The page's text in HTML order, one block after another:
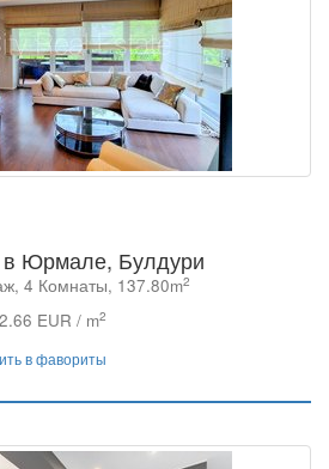
в Юрмале, Булдури
4 Комнаты, 137.80m2
EUR / m2
в фавориты